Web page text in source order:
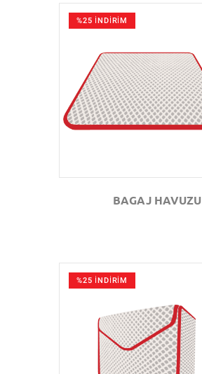
%25 İNDİRİM
GÖZAT
BAGAJ HAVUZU
%25 İNDİRİM
GÖZAT